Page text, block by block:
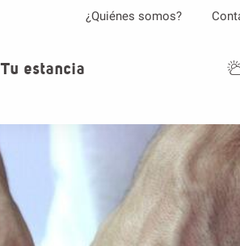
¿Quiénes somos?
Tu estancia